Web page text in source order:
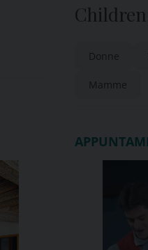
Donne
Mamme